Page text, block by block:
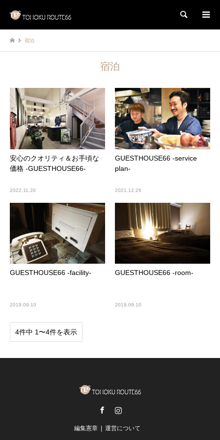
検索
宿泊
宿泊
安心のクオリティ＆お手頃な
価格 -GUESTHOUSE66-
2022.11.20
GUESTHOUSE66 -service
plan-
2021.12.26
GUESTHOUSE66 -facility-
2019.09.10
GUESTHOUSE66 -room-
2019.09.10
4件中 1〜4件を表示
編集憲章 運営について